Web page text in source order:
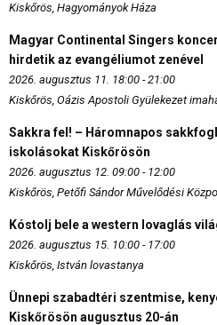
Kiskőrös, Hagyományok Háza
Magyar Continental Singers
hirdetik az evangéliumot zenével
2026. augusztus 11. 18:00 - 21:00
Kiskőrös, Oázis Apostoli Gyülekezet
Sakkra fel! – Háromnapos
iskolásokat Kiskőrösön
2026. augusztus 12. 09:00 - 12:00
Kiskőrös, Petőfi Sándor Művelődési
Kóstolj bele a western lovaglás
2026. augusztus 15. 10:00 - 17:00
Kiskőrös, István lovastanya
Ünnepi szabadtéri szentmise,
Kiskőrösön augusztus 20-án